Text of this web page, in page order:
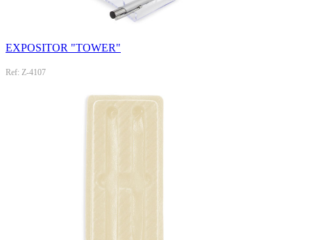
EXPOSITOR "TOWER"
Ref: Z-4107